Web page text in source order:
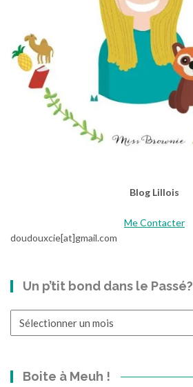
Blog Lillois
Me Contacter
doudouxcie[at]gmail.com
Un p’tit bond dans le Passé?
Boite à Meuh !